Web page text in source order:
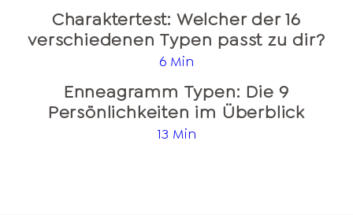
Charaktertest: Welcher der 16
verschiedenen Typen passt zu dir?
6 Min
Enneagramm Typen: Die 9
Persönlichkeiten im Überblick
13 Min